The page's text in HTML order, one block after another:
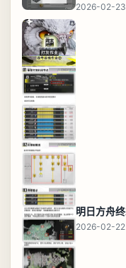
2026-02-23
2026-02-22